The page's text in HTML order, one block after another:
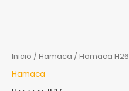
Inicio / Hamaca / Hamaca H26
Hamaca